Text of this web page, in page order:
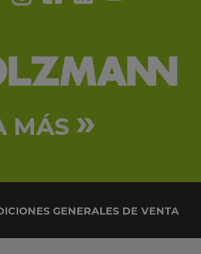
MÁS »
GENERALES DE VENTA